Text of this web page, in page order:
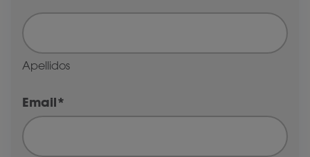
Apellidos
Email*